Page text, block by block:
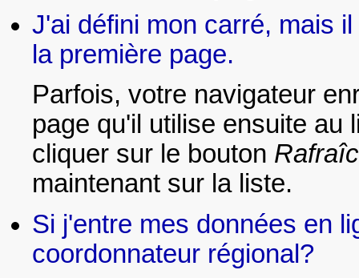
J'ai défini mon carré, mais
la première page.
Parfois, votre navigateur
page qu'il utilise ensuite au
cliquer sur le bouton
maintenant sur la liste.
Si j'entre mes données en
coordonnateur régional?